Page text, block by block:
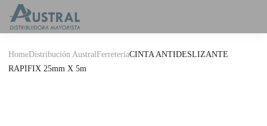
HomeDistribución Austral FerreteríaCINTA ANTIDESLIZANTE
RAPIFIX 25mm X 5m